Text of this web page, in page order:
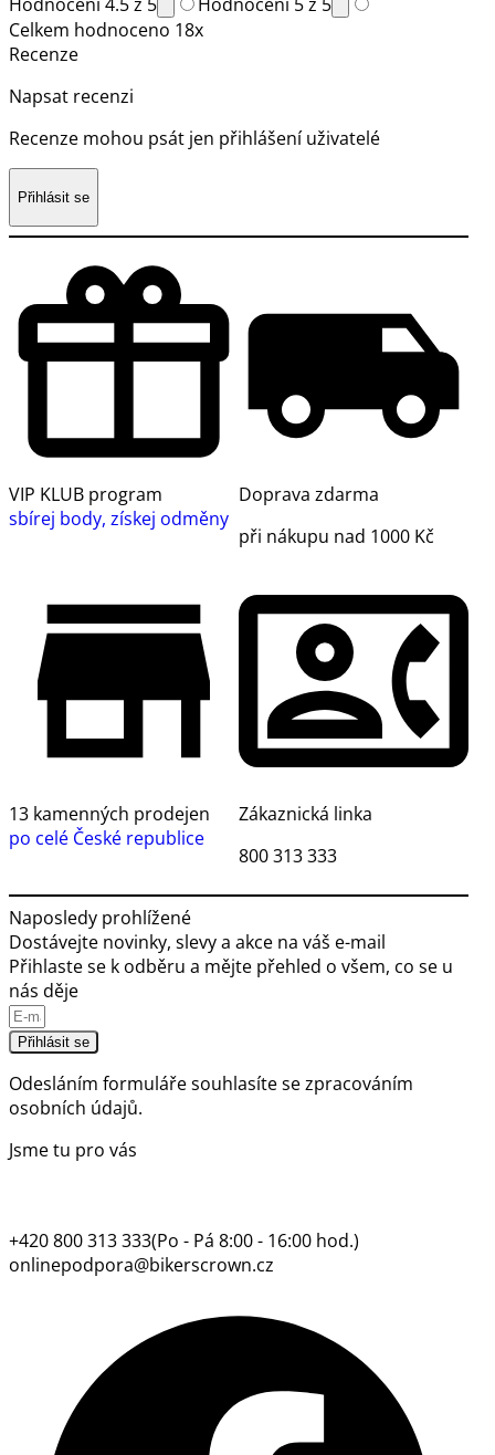
Celkem hodnoceno 18x
Recenze
Napsat recenzi
Recenze mohou psát jen přihlášení uživatelé
Přihlásit se
VIP KLUB program
sbírej body, získej odměny
Doprava zdarma
při nákupu nad 1000 Kč
13 kamenných prodejen
po celé České republice
Zákaznická linka
800 313 333
Naposledy prohlížené
Dostávejte novinky, slevy a akce na váš e-mail
Přihlaste se k odběru a mějte přehled o všem, co se u
nás děje
Přihlásit se
Odesláním formuláře souhlasíte sezpracováním
osobních údajů.
Jsme tu pro vás
+420 800 313 333(Po - Pá 8:00 - 16:00 hod.)
onlinepodpora@bikerscrown.cz